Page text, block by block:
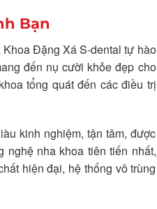
Bạn
Đặng Xá S-dental tự hào
đến nụ cười khỏe đẹp cho
tổng quát đến các điều trị
kinh nghiệm, tận tâm, được
nghệ nha khoa tiên tiến nhất,
hiện đại, hệ thống vô trùng